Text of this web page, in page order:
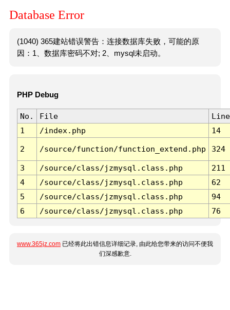
Database Error
(1040) 365建站错误警告：连接数据库失败，可能的原
因：1、数据库密码不对; 2、mysql未启动。
PHP Debug
No. File
Line
1
/index.php 14
2 /source/function/function_extend.php 324
3 /source/class/jzmysql.class.php
211
4
/source/class/jzmysql.class.php
62
5
/source/class/jzmysql.class.php
94
6
/source/class/jzmysql.class.php 76
www.365jz.com 已经将此出错信息详细记录, 由此给您带来的访问不便我
们深感歉意.